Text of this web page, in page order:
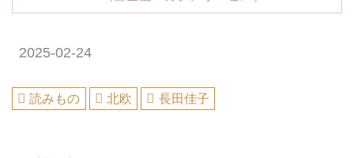
2025-02-24
読みもの 北欧 長田佳子